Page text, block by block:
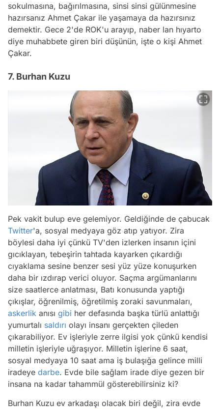
sokulmasına, bağırılmasına, sinsi sinsi gülünmesine
hazırsanız Ahmet Çakar ile yaşamaya da hazırsınız
demektir. Gece 2'de ROK'u arayıp, naber lan hıyarto
diye muhabbete giren biri düşünün, işte o kişi Ahmet
Çakar.
7. Burhan Kuzu
Pek vakit bulup eve gelemiyor. Geldiğinde de çabucak
Twitter'a, sosyal medyaya göz atıp yatıyor. Zira
böylesi daha iyi çünkü TV'den izlerken insanın içini
gıcıklayan, tebeşirin tahtada kayarken çıkardığı
cıyaklama sesine benzer sesi yüz yüze konuşurken
daha bir ızdırap verici oluyor. Saçma argümanlarını
size saatlerce anlatması, Batı konusunda yaptığı
çıkışlar, öğrenilmiş, öğretilmiş zoraki savunmaları,
askerlik anısı gibi her defasında başka türlü anlattığı
yumurtalı saldırı olayı insanı gerçekten çileden
çıkarabiliyor. Ev işleriyle zerre ilgisi yok çünkü kendisi
milletin işleriyle uğraşıyor. Milletin işlerine 6 saat,
sosyal medyaya 10 saat ama iş bulaşığa gelince milli
iradeye darbe. Evde bile sağlam irade diye gezen bir
insana na kadar tahammül gösterebilirsiniz ki?
Burhan Kuzu ev arkadaşı olacak biri değil, zira evde